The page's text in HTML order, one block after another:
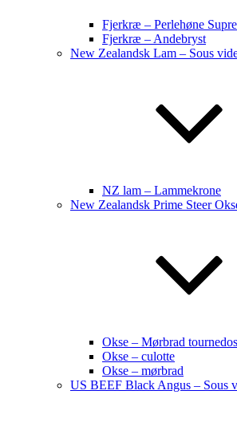
Fjerkræ – Perlehøne
Fjerkræ – Andebryst
New Zealandsk Lam – Sous
NZ lam – Lammekrone
New Zealandsk Prime Steer
Okse – Mørbrad tournedos
Okse – culotte
Okse – mørbrad
US BEEF Black Angus – Sous